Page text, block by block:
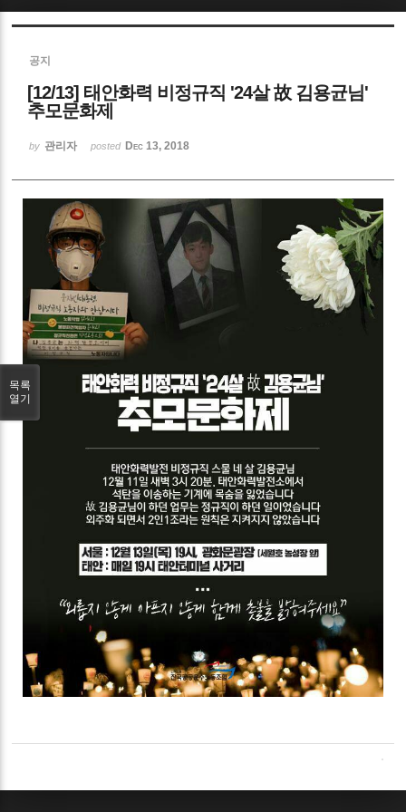
공지
[12/13] 태안화력 비정규직 '24살 故 김용균님'
추모문화제
by 관리자 posted Dec 13, 2018
목록
열기
Sketchbook5, 스케치북5
Sketchbook5, 스케치북5